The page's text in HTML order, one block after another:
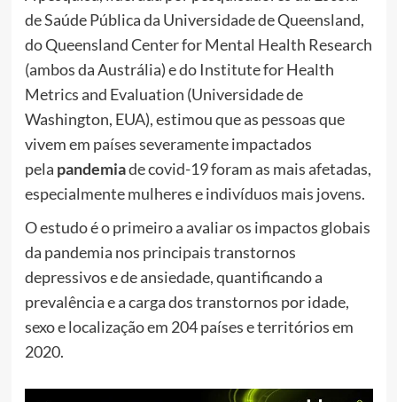
de Saúde Pública da Universidade de Queensland,
do Queensland Center for Mental Health Research
(ambos da Austrália) e do Institute for Health
Metrics and Evaluation (Universidade de
Washington, EUA), estimou que as pessoas que
vivem em países severamente impactados
pela pandemiade covid-19 foram as mais afetadas,
especialmente mulheres e indivíduos mais jovens.
O estudo é o primeiro a avaliar os impactos globais
da pandemia nos principais transtornos
depressivos e de ansiedade, quantificando a
prevalência e a carga dos transtornos por idade,
sexo e localização em 204 países e territórios em
2020.